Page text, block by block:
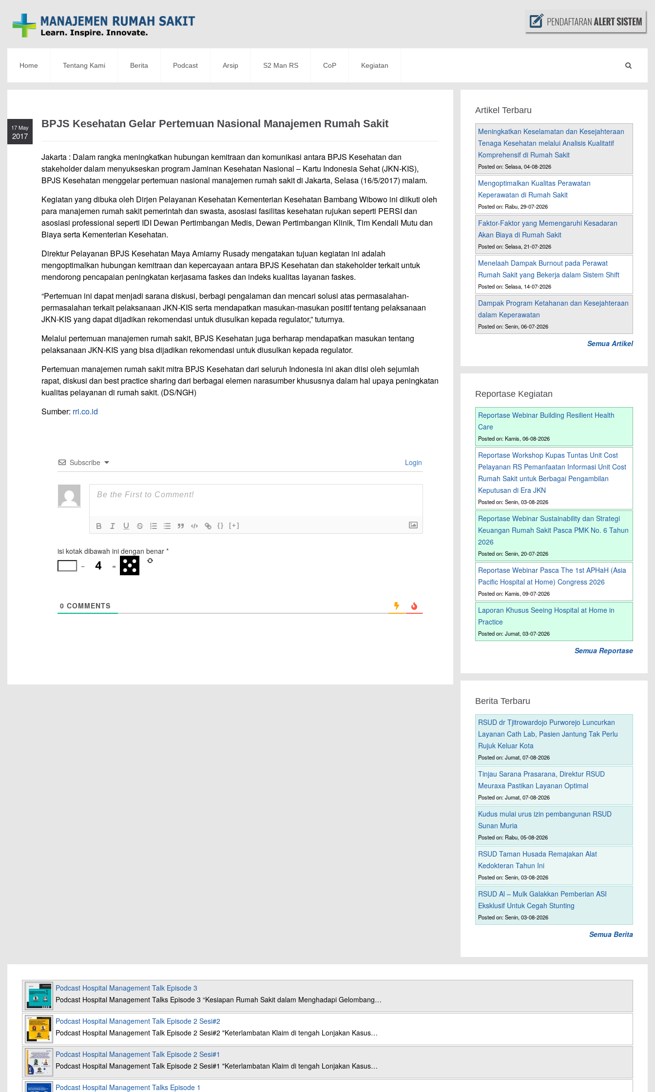
Home Tentang Kami Berita Podcast Arsip S2 Man RS CoP Kegiatan
17 May
2017
BPJS Kesehatan Gelar Pertemuan Nasional Manajemen Rumah Sakit
Jakarta : Dalam rangka meningkatkan hubungan kemitraan dan komunikasi antara BPJS Kesehatan dan
stakeholder dalam menyukseskan program Jaminan Kesehatan Nasional – Kartu Indonesia Sehat (JKN-KIS),
BPJS Kesehatan menggelar pertemuan nasional manajemen rumah sakit di Jakarta, Selasa (16/5/2017) malam.
Kegiatan yang dibuka oleh Dirjen Pelayanan Kesehatan Kementerian Kesehatan Bambang Wibowo ini diikuti oleh
para manajemen rumah sakit pemerintah dan swasta, asosiasi fasilitas kesehatan rujukan seperti PERSI dan
asosiasi professional seperti IDI Dewan Pertimbangan Medis, Dewan Pertimbangan Klinik, Tim Kendali Mutu dan
Biaya serta Kementerian Kesehatan.
Direktur Pelayanan BPJS Kesehatan Maya Amiarny Rusady mengatakan tujuan kegiatan ini adalah
mengoptimalkan hubungan kemitraan dan kepercayaan antara BPJS Kesehatan dan stakeholder terkait untuk
mendorong pencapaian peningkatan kerjasama faskes dan indeks kualitas layanan faskes.
“Pertemuan ini dapat menjadi sarana diskusi, berbagi pengalaman dan mencari solusi atas permasalahan-
permasalahan terkait pelaksanaan JKN-KIS serta mendapatkan masukan-masukan positif tentang pelaksanaan
JKN-KIS yang dapat dijadikan rekomendasi untuk diusulkan kepada regulator,” tuturnya.
Melalui pertemuan manajemen rumah sakit, BPJS Kesehatan juga berharap mendapatkan masukan tentang
pelaksanaan JKN-KIS yang bisa dijadikan rekomendasi untuk diusulkan kepada regulator.
Pertemuan manajemen rumah sakit mitra BPJS Kesehatan dari seluruh Indonesia ini akan diisi oleh sejumlah
rapat, diskusi dan best practice sharing dari berbagai elemen narasumber khususnya dalam hal upaya peningkatan
kualitas pelayanan di rumah sakit. (DS/NGH)
Sumber: rri.co.id
Subscribe Login
{} [+]
isi kotak dibawah ini dengan benar*
−
=
0 COMMENTS
Artikel Terbaru
Meningkatkan Keselamatan dan Kesejahteraan
Tenaga Kesehatan melalui Analisis Kualitatif
Komprehensif di Rumah Sakit
Posted on: Selasa, 04-08-2026
Mengoptimalkan Kualitas Perawatan
Keperawatan di Rumah Sakit
Posted on: Rabu, 29-07-2026
Faktor-Faktor yang Memengaruhi Kesadaran
Akan Biaya di Rumah Sakit
Posted on: Selasa, 21-07-2026
Menelaah Dampak Burnout pada Perawat
Rumah Sakit yang Bekerja dalam Sistem Shift
Posted on: Selasa, 14-07-2026
Dampak Program Ketahanan dan Kesejahteraan
dalam Keperawatan
Posted on: Senin, 06-07-2026
Semua Artikel
Reportase Kegiatan
Reportase Webinar Building Resilient Health
Care
Posted on: Kamis, 06-08-2026
Reportase Workshop Kupas Tuntas Unit Cost
Pelayanan RS Pemanfaatan Informasi Unit Cost
Rumah Sakit untuk Berbagai Pengambilan
Keputusan di Era JKN
Posted on: Senin, 03-08-2026
Reportase Webinar Sustainability dan Strategi
Keuangan Rumah Sakit Pasca PMK No. 6 Tahun
2026
Posted on: Senin, 20-07-2026
Reportase Webinar Pasca The 1st APHaH (Asia
Pacific Hospital at Home) Congress 2026
Posted on: Kamis, 09-07-2026
Laporan Khusus Seeing Hospital at Home in
Practice
Posted on: Jumat, 03-07-2026
Semua Reportase
Berita Terbaru
RSUD dr Tjitrowardojo Purworejo Luncurkan
Layanan Cath Lab, Pasien Jantung Tak Perlu
Rujuk Keluar Kota
Posted on: Jumat, 07-08-2026
Tinjau Sarana Prasarana, Direktur RSUD
Meuraxa Pastikan Layanan Optimal
Posted on: Jumat, 07-08-2026
Kudus mulai urus izin pembangunan RSUD
Sunan Muria
Posted on: Rabu, 05-08-2026
RSUD Taman Husada Remajakan Alat
Kedokteran Tahun Ini
Posted on: Senin, 03-08-2026
RSUD Al – Mulk Galakkan Pemberian ASI
Eksklusif Untuk Cegah Stunting
Posted on: Senin, 03-08-2026
Semua Berita
Podcast Hospital Management Talk Episode 3
Podcast Hospital Management Talks Episode 3 “Kesiapan Rumah Sakit dalam Menghadapi Gelombang…
Podcast Hospital Management Talk Episode 2 Sesi#2
Podcast Hospital Management Talk Episode 2 Sesi#2 "Keterlambatan Klaim di tengah Lonjakan Kasus…
Podcast Hospital Management Talk Episode 2 Sesi#1
Podcast Hospital Management Talk Episode 2 Sesi#1 "Keterlambatan Klaim di tengah Lonjakan Kasus…
Podcast Hospital Management Talks Episode 1